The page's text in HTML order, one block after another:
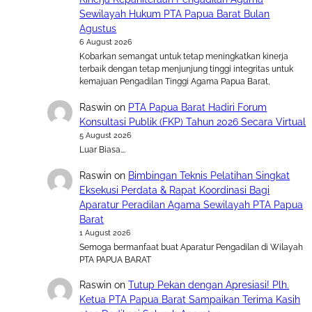
Sewilayah Hukum PTA Papua Barat Bulan
Agustus
6 August 2026
Kobarkan semangat untuk tetap meningkatkan kinerja
terbaik dengan tetap menjunjung tinggi integritas untuk
kemajuan Pengadilan Tinggi Agama Papua Barat,
Raswin on PTA Papua Barat Hadiri Forum
Konsultasi Publik (FKP) Tahun 2026 Secara Virtual
5 August 2026
Luar Biasa….
Raswin on Bimbingan Teknis Pelatihan Singkat
Eksekusi Perdata & Rapat Koordinasi Bagi
Aparatur Peradilan Agama Sewilayah PTA Papua
Barat
1 August 2026
Semoga bermanfaat buat Aparatur Pengadilan di Wilayah
PTA PAPUA BARAT
Raswin onTutup Pekan dengan Apresiasi! Plh.
Ketua PTA Papua Barat Sampaikan Terima Kasih